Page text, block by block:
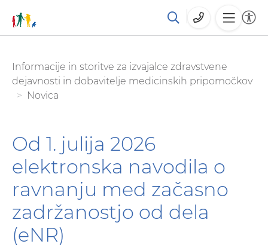
glavno
vsebino
You are here:
Informacije in storitve za izvajalce zdravstvene
dejavnosti in dobavitelje medicinskih pripomočkov
Novica
Od 1. julija 2026
elektronska navodila o
ravnanju med začasno
zadržanostjo od dela
(eNR)